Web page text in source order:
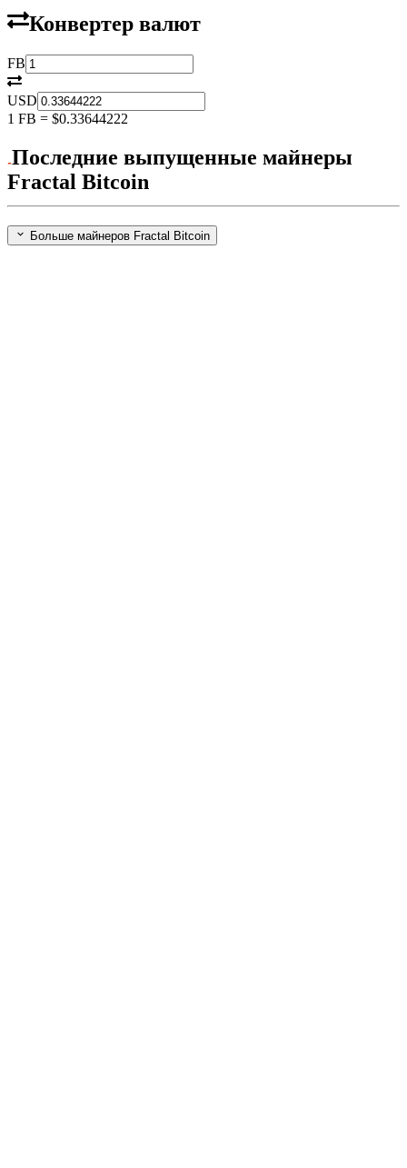
Конвертер валют
FB
USD
1 FB = $0.33644222
Последние выпущенные майнеры
Fractal Bitcoin
Больше майнеров Fractal Bitcoin